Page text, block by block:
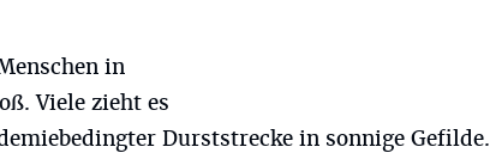
in
Viele zieht es
Durststrecke in sonnige Gefilde.